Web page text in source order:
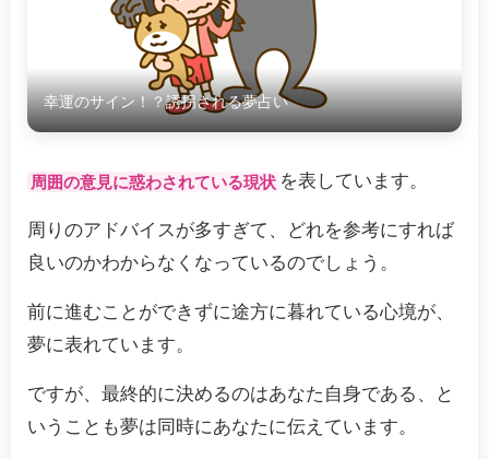
幸運のサイン！？誘拐される夢占い
周囲の意見に惑わされている現状 を表しています。
周りのアドバイスが多すぎて、どれを参考にすれば
良いのかわからなくなっているのでしょう。
前に進むことができずに途方に暮れている心境が、
夢に表れています。
ですが、最終的に決めるのはあなた自身である、と
いうことも夢は同時にあなたに伝えています。